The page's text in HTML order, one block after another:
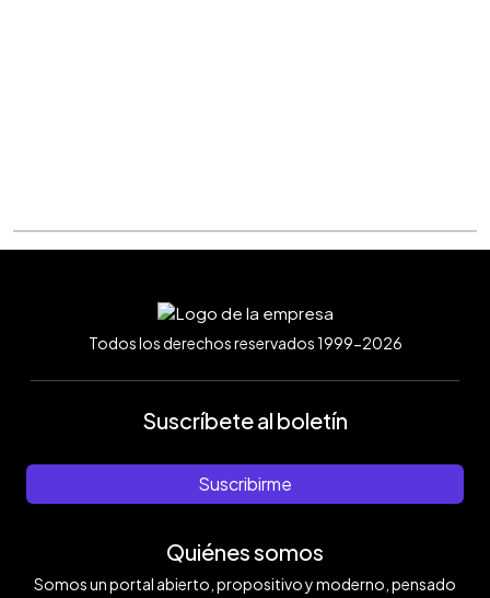
Todos los derechos reservados 1999-2026
Suscríbete al boletín
Suscribirme
Quiénes somos
Somos un portal abierto, propositivo y moderno, pensado